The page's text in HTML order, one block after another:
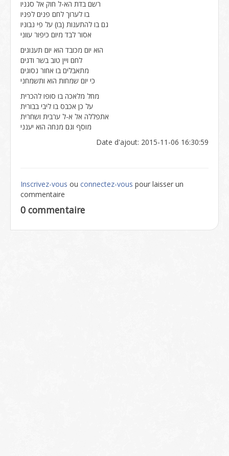
רשם בדת הא-ל חוק אל סגניו
בו לערוך לחם פנים לפניו
גם בו להתענות (בו) על פי נבוניו
אסור לבד מיום כיפור עווני
הוא יום מכובד הוא יום תענוגים
לחם ויין טוב בשר ודגים
מתאבלים בו אחור נסוגים
כי יום שמחות הוא ותשמחני
מחל מלאכה בו סופו להכרית
על כן אכבס בו ליבי בבורית
אתפללה אל א-ל ערבית ושחרית
מוסף וגם מנחה הוא יענני
Date d'ajout: 2015-11-06 16:30:59
Inscrivez-vous ou connectez-vous pour laisser un
commentaire
0 commentaire